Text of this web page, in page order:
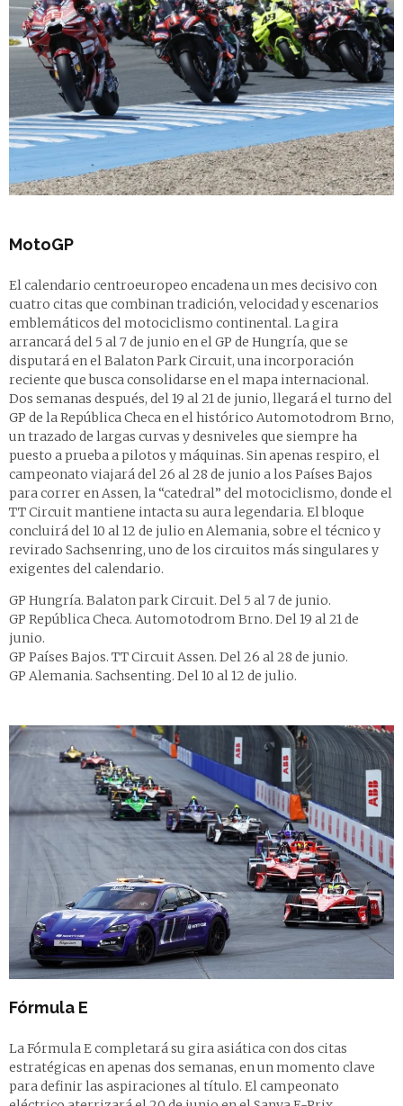
MotoGP
El calendario centroeuropeo encadena un mes decisivo con
cuatro citas que combinan tradición, velocidad y escenarios
emblemáticos del motociclismo continental. La gira
arrancará del 5 al 7 de junio en el GP de Hungría, que se
disputará en el Balaton Park Circuit, una incorporación
reciente que busca consolidarse en el mapa internacional.
Dos semanas después, del 19 al 21 de junio, llegará el turno del
GP de la República Checa en el histórico Automotodrom Brno,
un trazado de largas curvas y desniveles que siempre ha
puesto a prueba a pilotos y máquinas. Sin apenas respiro, el
campeonato viajará del 26 al 28 de junio a los Países Bajos
para correr en Assen, la “catedral” del motociclismo, donde el
TT Circuit mantiene intacta su aura legendaria. El bloque
concluirá del 10 al 12 de julio en Alemania, sobre el técnico y
revirado Sachsenring, uno de los circuitos más singulares y
exigentes del calendario.
GP Hungría. Balaton park Circuit. Del 5 al 7 de junio.
GP República Checa. Automotodrom Brno. Del 19 al 21 de
junio.
GP Países Bajos. TT Circuit Assen. Del 26 al 28 de junio.
GP Alemania. Sachsenting. Del 10 al 12 de julio.
Fórmula E
La Fórmula E completará su gira asiática con dos citas
estratégicas en apenas dos semanas, en un momento clave
para definir las aspiraciones al título. El campeonato